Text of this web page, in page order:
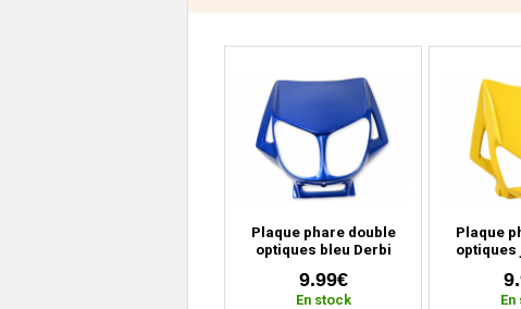
Plaque phare double
optiques bleu Derbi
9.99€
En stock
Plaque
optiques